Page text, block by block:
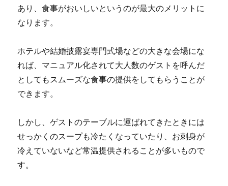
あり、食事がおいしいというのが最大のメリットに
なります。
ホテルや結婚披露宴専門式場などの大きな会場にな
れば、マニュアル化されて大人数のゲストを呼んだ
としてもスムーズな食事の提供をしてもらうことが
できます。
しかし、ゲストのテーブルに運ばれてきたときには
せっかくのスープも冷たくなっていたり、お刺身が
冷えていないなど常温提供されることが多いもので
す。